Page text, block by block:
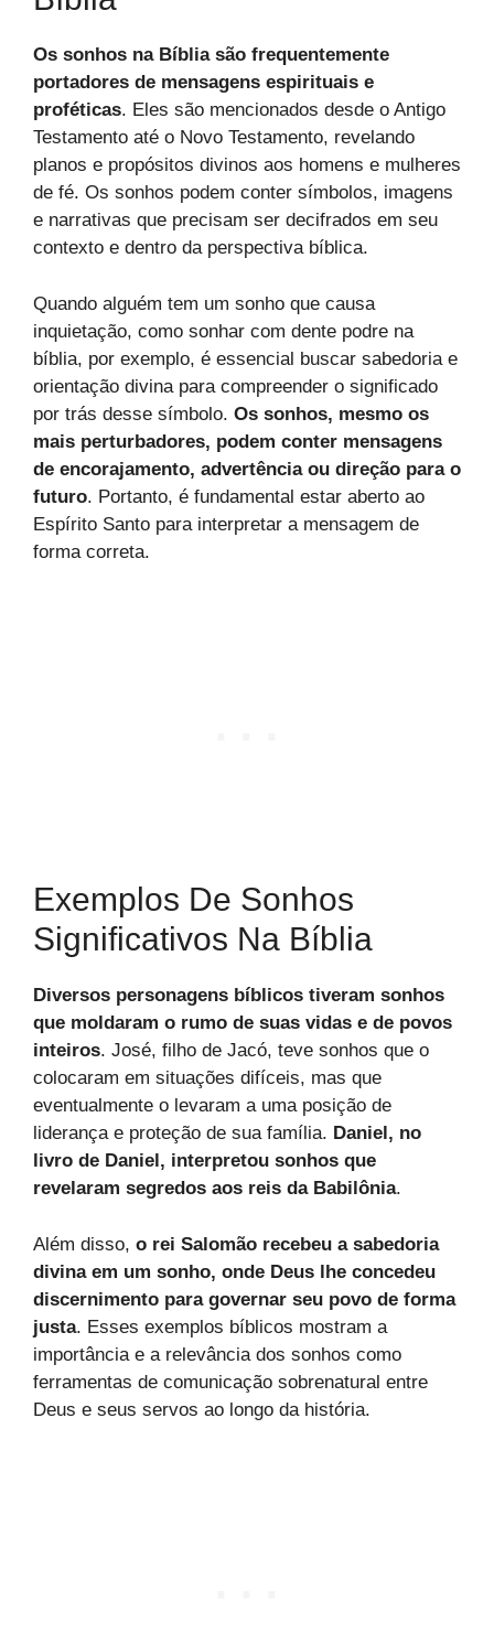
Os sonhos na Bíblia são frequentemente
portadores de mensagens espirituais e
proféticas. Eles são mencionados desde o Antigo
Testamento até o Novo Testamento, revelando
planos e propósitos divinos aos homens e mulheres
de fé. Os sonhos podem conter símbolos, imagens
e narrativas que precisam ser decifrados em seu
contexto e dentro da perspectiva bíblica.
Quando alguém tem um sonho que causa
inquietação, como sonhar com dente podre na
bíblia, por exemplo, é essencial buscar sabedoria e
orientação divina para compreender o significado
por trás desse símbolo. Os sonhos, mesmo os
mais perturbadores, podem conter mensagens
de encorajamento, advertência ou direção para o
futuro. Portanto, é fundamental estar aberto ao
Espírito Santo para interpretar a mensagem de
forma correta.
Exemplos De Sonhos
Significativos Na Bíblia
Diversos personagens bíblicos tiveram sonhos
que moldaram o rumo de suas vidas e de povos
inteiros. José, filho de Jacó, teve sonhos que o
colocaram em situações difíceis, mas que
eventualmente o levaram a uma posição de
liderança e proteção de sua família. Daniel, no
livro de Daniel, interpretou sonhos que
revelaram segredos aos reis da Babilônia.
Além disso, o rei Salomão recebeu a sabedoria
divina em um sonho, onde Deus lhe concedeu
discernimento para governar seu povo de forma
justa. Esses exemplos bíblicos mostram a
importância e a relevância dos sonhos como
ferramentas de comunicação sobrenatural entre
Deus e seus servos ao longo da história.